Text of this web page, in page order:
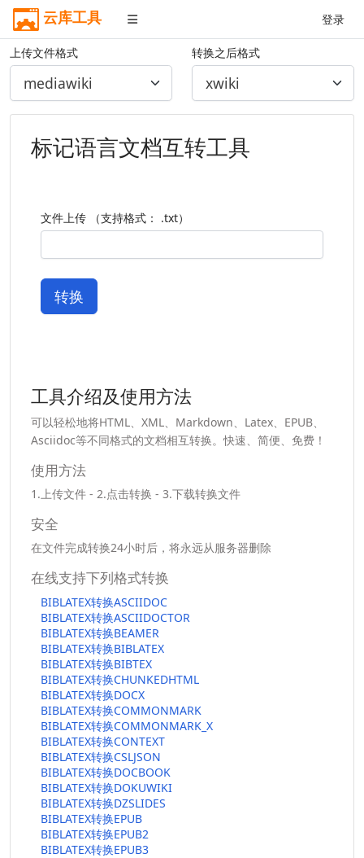
云库工具 登录
上传文件格式 转换之后格式
标记语言文档互转工具
文件上传 （支持格式： .txt）
转换
工具介绍及使用方法
可以轻松地将HTML、XML、Markdown、Latex、EPUB、
Asciidoc等不同格式的文档相互转换。快速、简便、免费！
使用方法
1.上传文件 - 2.点击转换 - 3.下载转换文件
安全
在文件完成转换24小时后，将永远从服务器删除
在线支持下列格式转换
BIBLATEX转换ASCIIDOC
BIBLATEX转换ASCIIDOCTOR
BIBLATEX转换BEAMER
BIBLATEX转换BIBLATEX
BIBLATEX转换BIBTEX
BIBLATEX转换CHUNKEDHTML
BIBLATEX转换DOCX
BIBLATEX转换COMMONMARK
BIBLATEX转换COMMONMARK_X
BIBLATEX转换CONTEXT
BIBLATEX转换CSLJSON
BIBLATEX转换DOCBOOK
BIBLATEX转换DOKUWIKI
BIBLATEX转换DZSLIDES
BIBLATEX转换EPUB
BIBLATEX转换EPUB2
BIBLATEX转换EPUB3